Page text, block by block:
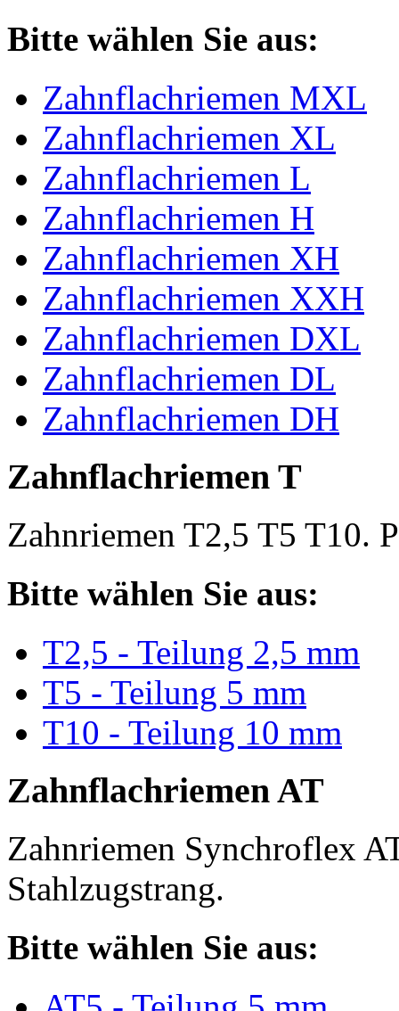
Bitte wählen Sie aus:
Zahnflachriemen MXL
Zahnflachriemen XL
Zahnflachriemen L
Zahnflachriemen H
Zahnflachriemen XH
Zahnflachriemen XXH
Zahnflachriemen DXL
Zahnflachriemen DL
Zahnflachriemen DH
Zahnflachriemen T
Zahnriemen T2,5 T5 T10.
Bitte wählen Sie aus:
T2,5 - Teilung 2,5 mm
T5 - Teilung 5 mm
T10 - Teilung 10 mm
Zahnflachriemen AT
Zahnriemen Synchroflex
Stahlzugstrang.
Bitte wählen Sie aus: